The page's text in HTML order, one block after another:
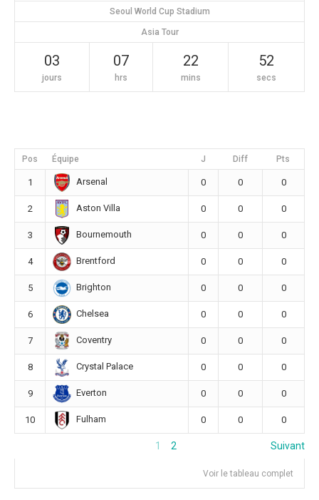
Seoul World Cup Stadium
Asia Tour
03
jours
07
hrs
22
mins
51
secs
Pos Équipe J Diff Pts
1 Arsenal 0 0 0
2 Aston Villa 0 0 0
3 Bournemouth 0 0 0
4 Brentford 0 0 0
5 Brighton 0 0 0
6 Chelsea 0 0 0
7 Coventry 0 0 0
8 Crystal Palace 0 0 0
9 Everton 0 0 0
10 Fulham 0 0 0
1 2 Suivant
Voir le tableau complet